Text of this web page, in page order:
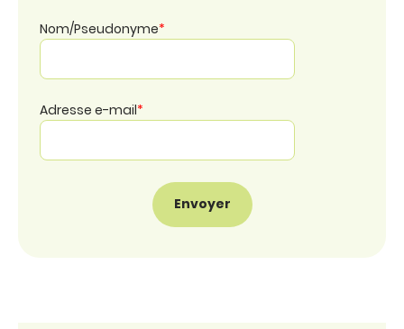
Nom/Pseudonyme*
Adresse e-mail*